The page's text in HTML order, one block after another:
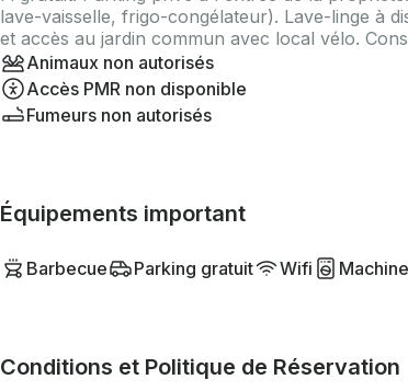
lave-vaisselle, frigo-congélateur). Lave-linge à
et accès au jardin commun avec local vélo.
Animaux non autorisés
Accès PMR non disponible
Fumeurs non autorisés
Équipements important
Barbecue Parking gratuit Wifi
Conditions et Politique de Réservation